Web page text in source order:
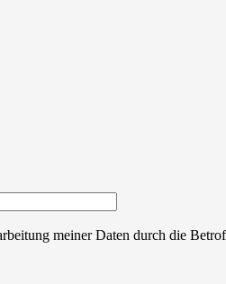
meiner Daten durch die